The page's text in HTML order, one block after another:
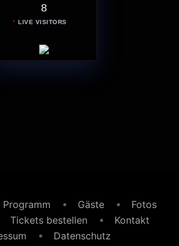
8
LIVE VISITORS
Programm Gäste
Fotos
Tickets bestellen
Kontakt
Datenschutz